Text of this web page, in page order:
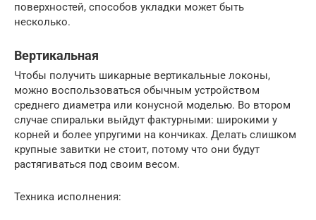
поверхностей, способов укладки может быть
несколько.
Вертикальная
Чтобы получить шикарные вертикальные локоны,
можно воспользоваться обычным устройством
среднего диаметра или конусной моделью. Во втором
случае спиральки выйдут фактурными: широкими у
корней и более упругими на кончиках. Делать слишком
крупные завитки не стоит, потому что они будут
растягиваться под своим весом.
Техника исполнения: